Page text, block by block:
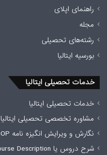
راهنمای اپلای
مجله
رشته‌های تحصیلی
بورسیه ایتالیا
خدمات تحصیلی ایتالیا
خدمات تحصیلی ایتالیا
مشاوره تخصصی تحصیلی ایتالیا
نگارش و ویرایش انگیزه نامه SOP
شرح دروس یا Course Description